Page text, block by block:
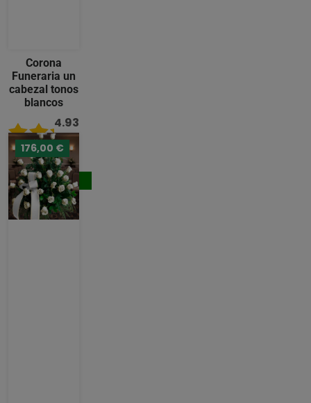
Corona
Funeraria un
cabezal tonos
blancos
4.93
/ 5
221,00 €
Comprar
176,00 €